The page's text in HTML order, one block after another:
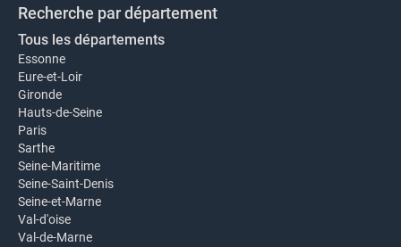
Recherche par département
Tous les départements
Essonne
Eure-et-Loir
Gironde
Hauts-de-Seine
Paris
Sarthe
Seine-Maritime
Seine-Saint-Denis
Seine-et-Marne
Val-d'oise
Val-de-Marne